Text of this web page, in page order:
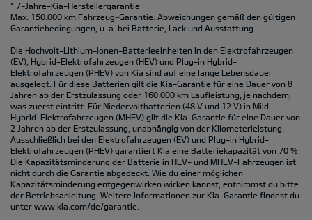
* 7-Jahre-Kia-Herstellergarantie
Max. 150.000 km Fahrzeug-Garantie. Abweichungen gemäß den gültigen
Garantiebedingungen, u. a. bei Batterie, Lack und Ausstattung.
Die Hochvolt-Lithium-Ionen-Batterieeinheiten in den Elektrofahrzeugen
(EV), Hybrid-Elektrofahrzeugen (HEV) und Plug-in Hybrid-
Elektrofahrzeugen (PHEV) von Kia sind auf eine lange Lebensdauer
ausgelegt. Für diese Batterien gilt die Kia-Garantie für eine Dauer von 8
Jahren ab der Erstzulassung oder 160.000 km Laufleistung, je nachdem,
was zuerst eintritt. Für Niedervoltbatterien (48 V und 12 V) in Mild-
Hybrid-Elektrofahrzeugen (MHEV) gilt die Kia-Garantie für eine Dauer von
2 Jahren ab der Erstzulassung, unabhängig von der Kilometerleistung.
Ausschließlich bei den Elektrofahrzeugen (EV) und Plug-in Hybrid-
Elektrofahrzeugen (PHEV) garantiert Kia eine Batteriekapazität von 70 %.
Die Kapazitätsminderung der Batterie in HEV- und MHEV-Fahrzeugen ist
nicht durch die Garantie abgedeckt. Wie du einer möglichen
Kapazitätsminderung entgegenwirken wirken kannst, entnimmst du bitte
der Betriebsanleitung. Weitere Informationen zur Kia-Garantie findest du
unter www.kia.com/de/garantie.